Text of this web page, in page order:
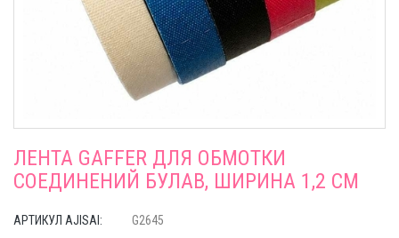
ЛЕНТА GAFFER ДЛЯ ОБМОТКИ
СОЕДИНЕНИЙ БУЛАВ, ШИРИНА 1,2 СМ
АРТИКУЛ AJISAI: G2645